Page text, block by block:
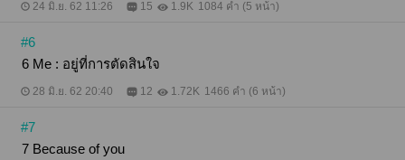
24 มิ.ย. 62 11:26 15 1.9K 1084 คำ (5 หน้า)
#6
6 Me : อยู่ที่การตัดสินใจ
28 มิ.ย. 62 20:40 12 1.72K 1466 คำ (6 หน้า)
#7
7 Because of you